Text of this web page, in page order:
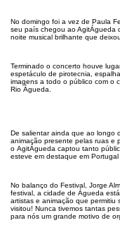
No domingo foi a vez de Paula
seu país chegou ao AgitÁgueda
noite musical brilhante que
Terminado o concerto houve
espetáculo de pirotecnia,
imagens a todo o público com o
Rio Águeda.
De salientar ainda que ao longo
animação presente pelas ruas e
o AgitÁgueda captou tanto
esteve em destaque em
No balanço do Festival, Jorge
festival, a cidade de Águeda
artistas e animação que permitiu
visitou! Nunca tivemos tantas
para nós um grande motivo de